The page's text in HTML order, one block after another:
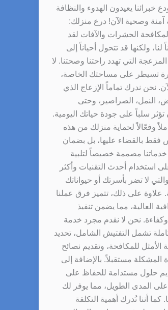
على 94013317 ودع خبرائنا يعيدون الهدوء والنظافة
آمنة وصحية الآن! درع منزلك:
الحشرات والآفات لقد
لنا، ولكنها قد تتحول أحياناً إلى
التي تهدد راحتنا وصحتنا. لا
تسيطر على مساحتك الخاصة،
نحن ندرك تماماً الإزعاج الذي
النمل، الصراصير، وحتى
سلباً على جودة حياتك اليومية.
وفعّالاً لحماية منزلك من هذه
فقط بالقضاء عليها، بل بضمان
مصممة خصيصاً لتلبية
استخدام أحدث التقنيات وأكثر
والتي لا تضر بأسرتك أو حيواناتك
علاوة على ذلك، تتميز فرق عملنا
العالية، مما يضمن تنفيذ
نحن لا نقدم مجرد خدمة
تشمل التفتيش الشامل، تحديد
الأمثل للمكافحة، وتقديم نصائح
مستقبلاً. بالإضافة إلى
حلول مستدامة للحفاظ على
المدى الطويل، مما يوفر لك
كما أننا نُدرك أهمية التكلفة